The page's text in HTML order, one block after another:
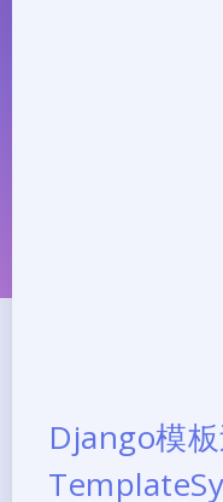
Django模